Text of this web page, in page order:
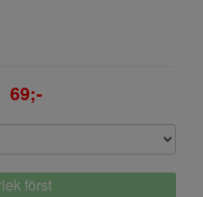
69;-
först